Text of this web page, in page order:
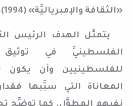
«الثقافة والإمبرياليَّة» (1994).
يتمثَّل الهدف الرئيس
الفلسطينيِّ في توثيق
للفلسطينيين وأن يكون
المعاناة التي سبَّبها